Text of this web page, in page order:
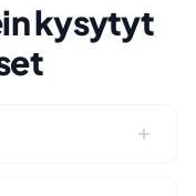
kysytyt